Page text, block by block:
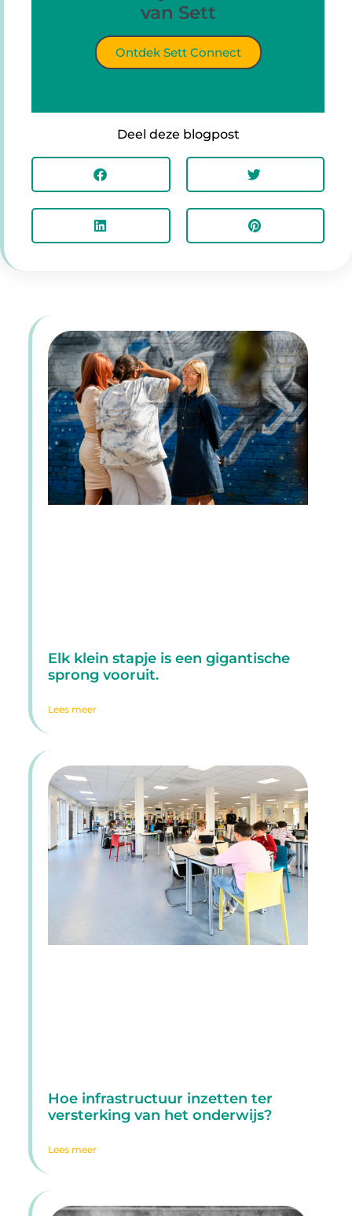
van Sett
Ontdek Sett Connect
Deel deze blogpost
Elk klein stapje is een gigantische
sprong vooruit.
Lees meer
Hoe infrastructuur inzetten ter
versterking van het onderwijs?
Lees meer